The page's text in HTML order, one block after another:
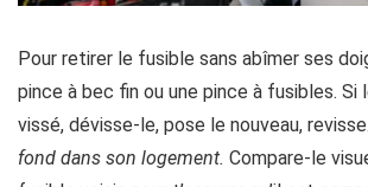
Pour retirer le fusible sans abîmer ses
pince à bec fin ou une pince à fusibles.
vissé, dévisse-le, pose le nouveau, revisse.
fond dans son logement. Compare-le